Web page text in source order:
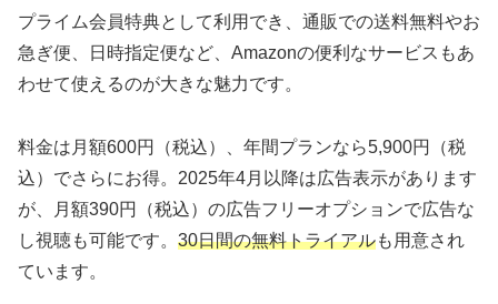
プライム会員特典として利用でき、通販での送料無料やお
急ぎ便、日時指定便など、Amazonの便利なサービスもあ
わせて使えるのが大きな魅力です。
料金は月額600円（税込）、年間プランなら5,900円（税
込）でさらにお得。2025年4月以降は広告表示があります
が、月額390円（税込）の広告フリーオプションで広告な
し視聴も可能です。 30日間の無料トライアルも用意され
ています。